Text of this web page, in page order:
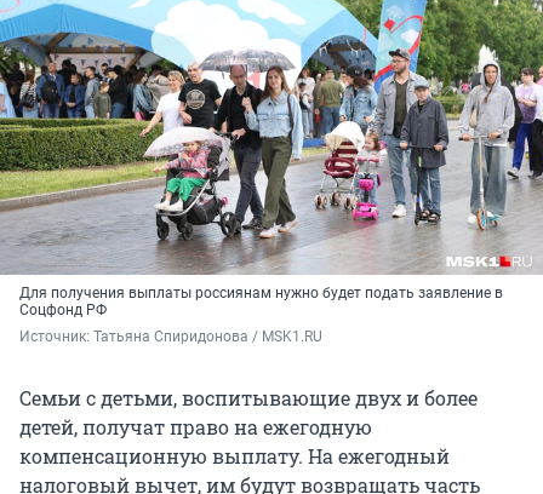
Для получения выплаты россиянам нужно будет подать заявление в
Соцфонд РФ
Источник: Татьяна Спиридонова / MSK1.RU
Семьи с детьми, воспитывающие двух и более
детей, получат право на ежегодную
компенсационную выплату. На ежегодный
налоговый вычет, им будут возвращать часть